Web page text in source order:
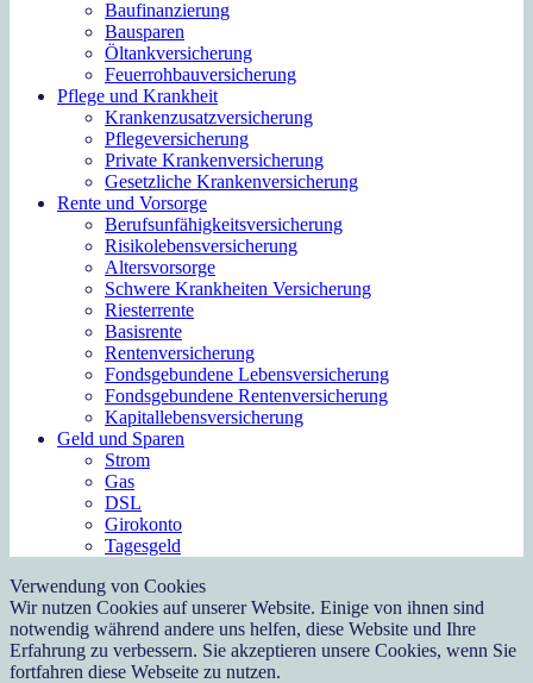
Baufinanzierung
Bausparen
Öltankversicherung
Feuerrohbauversicherung
Pflege und Krankheit
Krankenzusatzversicherung
Pflegeversicherung
Private Krankenversicherung
Gesetzliche Krankenversicherung
Rente und Vorsorge
Berufs­unfähigkeitsversicherung
Risikolebensversicherung
Altersvorsorge
Schwere Krankheiten Versicherung
Riesterrente
Basisrente
Rentenversicherung
Fondsgebundene Lebensversicherung
Fondsgebundene Rentenversicherung
Kapitallebensversicherung
Geld und Sparen
Strom
Gas
DSL
Girokonto
Tagesgeld
Verwendung von Cookies
Wir nutzen Cookies auf unserer Website. Einige von ihnen sind
notwendig während andere uns helfen, diese Website und Ihre
Erfahrung zu verbessern. Sie akzeptieren unsere Cookies, wenn Sie
fortfahren diese Webseite zu nutzen.